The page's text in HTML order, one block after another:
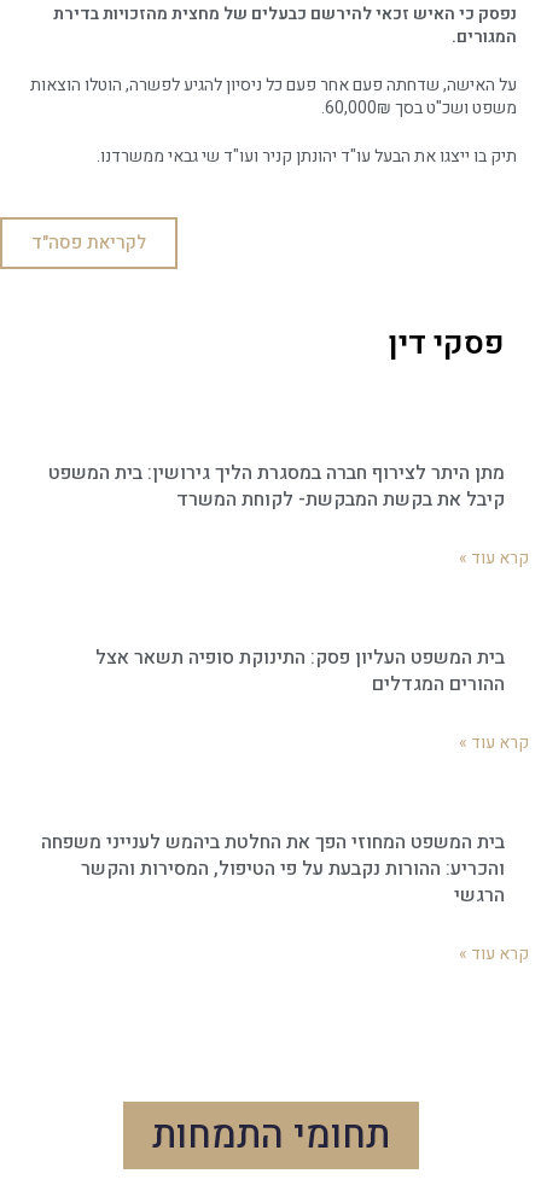
נפסק כי האיש זכאי להירשם כבעלים של מחצית מהזכויות בדירת
המגורים.
על האישה, שדחתה פעם אחר פעם כל ניסיון להגיע לפשרה, הוטלו הוצאות
משפט ושכ"ט בסך 60,000₪.
תיק בו ייצגו את הבעל עו"ד יהונתן קניר ועו"ד שי גבאי ממשרדנו.
לקריאת פסה"ד
פסקי דין
מתן היתר לצירוף חברה במסגרת הליך גירושין: בית המשפט
קיבל את בקשת המבקשת- לקוחת המשרד
קרא עוד »
בית המשפט העליון פסק: התינוקת סופיה תשאר אצל
ההורים המגדלים
קרא עוד »
בית המשפט המחוזי הפך את החלטת ביהמש לענייני משפחה
והכריע: ההורות נקבעת על פי הטיפול, המסירות והקשר
הרגשי
קרא עוד »
תחומי התמחות